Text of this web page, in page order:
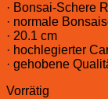
· Bonsai-Schere
· normale
· 20.1 cm
· hochlegierter
· gehobene
Vorrätig